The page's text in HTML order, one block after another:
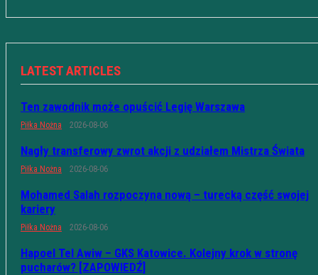
LATEST ARTICLES
Ten zawodnik może opuścić Legię Warszawa
Piłka Nożna 2026-08-06
Nagły transferowy zwrot akcji z udziałem Mistrza Świata
Piłka Nożna 2026-08-06
Mohamed Salah rozpoczyna nową – turecką część swojej
kariery
Piłka Nożna 2026-08-06
Hapoel Tel Awiw – GKS Katowice. Kolejny krok w stronę
pucharów? [ZAPOWIEDŹ]